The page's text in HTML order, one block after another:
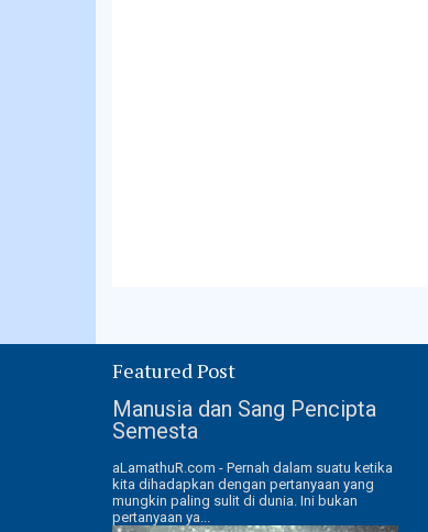
Featured Post
Manusia dan Sang Pencipta
Semesta
aLamathuR.com - Pernah dalam suatu ketika
kita dihadapkan dengan pertanyaan yang
mungkin paling sulit di dunia. Ini bukan
pertanyaan ya...